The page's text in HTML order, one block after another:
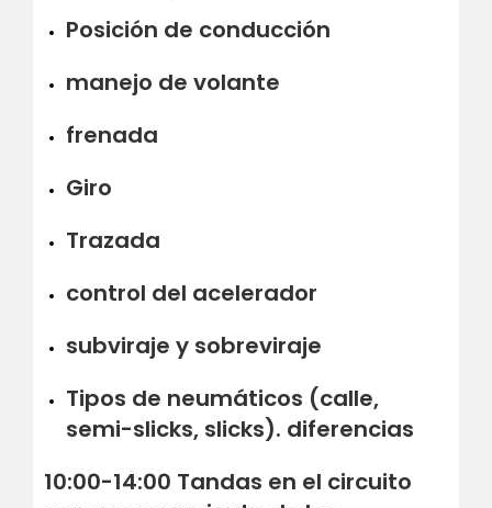
Posición de conducción
manejo de volante
frenada
Giro
Trazada
control del acelerador
subviraje y sobreviraje
Tipos de neumáticos (calle,
semi-slicks, slicks). diferencias
10:00-14:00 Tandas en el circuito